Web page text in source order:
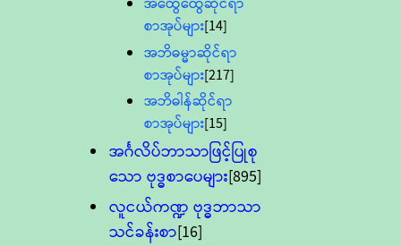
စာအုပ်များ[14]
အဘိဓမ္မာဆိုင်ရာ
စာအုပ်များ[217]
အဘိဓါန်ဆိုင်ရာ
စာအုပ်များ[15]
အင်္ဂလိပ်ဘာသာဖြင့်ပြုစု
သော ဗုဒ္ဓစာပေများ[895]
လူငယ်ကဏ္ဍ ဗုဒ္ဓဘာသာ
သင်ခန်းစာ[16]